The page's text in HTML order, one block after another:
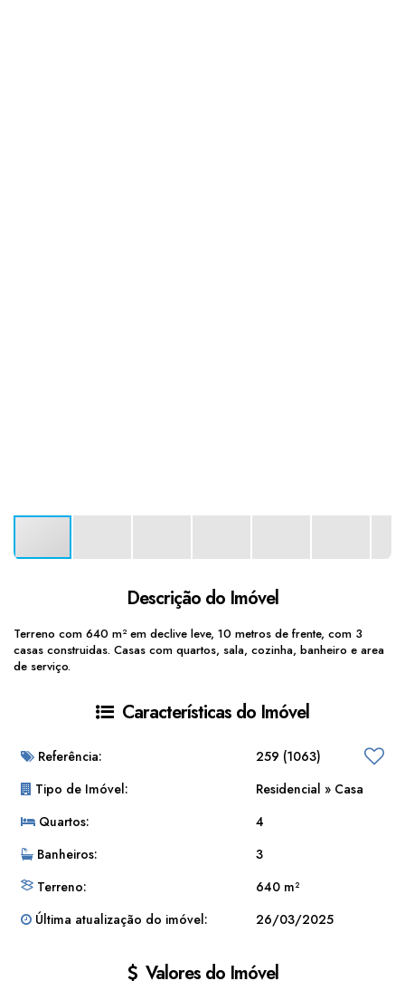
Descrição do Imóvel
Terreno com 640 m² em declive leve, 10 metros de frente, com 3
casas construidas. Casas com quartos, sala, cozinha, banheiro e area
de serviço.
Características do Imóvel
Referência: 259 (1063)
Tipo de Imóvel:
Residencial » Casa
Quartos:
4
Banheiros:
3
Terreno:
640 m²
Última atualização do imóvel:
26/03/2025
Valores do Imóvel